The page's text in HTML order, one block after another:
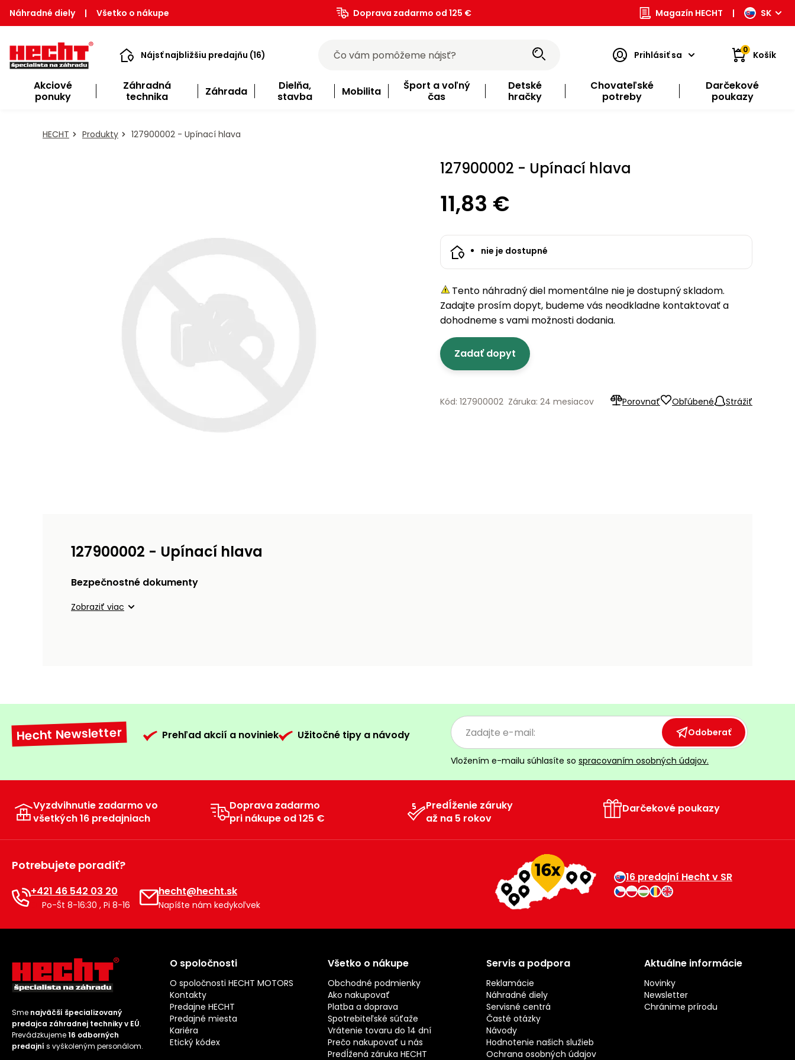
Náhradné diely | Všetko o nákupe Doprava zadarmo od 125 € Magazín HECHT | SK
Nájsť najbližšiu predajňu (16) Prihlásiť sa 0 Košík
Akciové
ponuky
Záhradná
technika
Záhrada
Dielňa,
stavba
Mobilita
Šport a voľný
čas
Detské
hračky
Chovateľské
potreby
Darčekové
poukazy
HECHT Produkty 127900002 - Upínací hlava
127900002 - Upínací hlava
11,83 €
nie je dostupné
Tento náhradný diel momentálne nie je dostupný skladom.
Zadajte prosím dopyt, budeme vás neodkladne kontaktovať a
dohodneme s vami možnosti dodania.
Zadať dopyt
Porovnať Obľúbené Strážiť
Kód: 127900002 Záruka: 24 mesiacov
127900002 - Upínací hlava
Bezpečnostné dokumenty
Zobraziť viac
Hecht Newsletter Prehľad akcií a noviniek Užitočné tipy a návody Odoberať
Vložením e-mailu súhlasíte so spracovaním osobných údajov.
Vyzdvihnutie zadarmo vo
všetkých 16 predajniach
Doprava zadarmo
pri nákupe od 125 €
Predĺženie záruky
až na 5 rokov
Darčekové poukazy
Potrebujete poradiť?
+421 46 542 03 20
Po-Št 8-16:30 , Pi 8-16
hecht@hecht.sk
Napíšte nám kedykoľvek
16 predajní Hecht v SR
Sme najväčší špecializovaný
predajca záhradnej techniky v EÚ.
Prevádzkujeme16 odborných
predajní s vyškoleným personálom.
O spoločnosti
O spoločnosti HECHT MOTORS
Kontakty
Predajne HECHT
Predajné miesta
Kariéra
Etický kódex
Všetko o nákupe
Obchodné podmienky
Ako nakupovať
Platba a doprava
Spotrebiteľské súťaže
Vrátenie tovaru do 14 dní
Prečo nakupovať u nás
Predĺžená záruka HECHT
Servis a podpora
Reklamácie
Náhradné diely
Servisné centrá
Časté otázky
Návody
Hodnotenie našich služieb
Ochrana osobných údajov
Aktuálne informácie
Novinky
Newsletter
Chránime prírodu